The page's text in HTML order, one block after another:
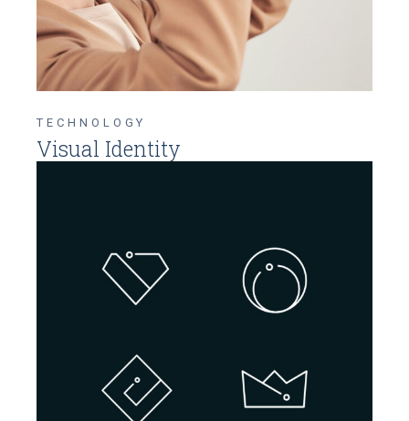
TECHNOLOGY
Visual Identity